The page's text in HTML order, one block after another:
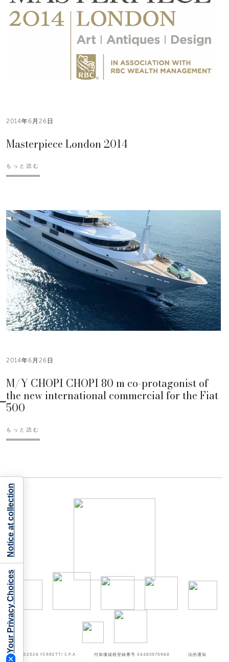
2014年6月26日
Masterpiece London 2014
もっと読む
2014年6月26日
M/Y CHOPI CHOPI 80 m co-protagonist of
the new international commercial for the Fiat
500
もっと読む
©2026 FERRETTI S.P.A 付加価値税登録番号 04485970968 法的通知
Your Privacy Choices
Notice at collection